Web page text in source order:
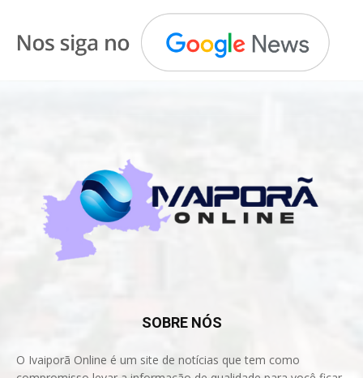
SOBRE NÓS
O Ivaiporã Online é um site de notícias que tem como